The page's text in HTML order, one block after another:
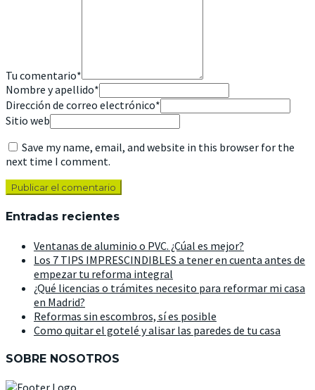
Tu comentario*
Nombre y apellido*
Dirección de correo electrónico*
Sitio web
Save my name, email, and website in this browser for the
next time I comment.
Entradas recientes
Ventanas de aluminio o PVC. ¿Cúal es mejor?
Los 7 TIPS IMPRESCINDIBLES a tener en cuenta antes de
empezar tu reforma integral
¿Qué licencias o trámites necesito para reformar mi casa
en Madrid?
Reformas sin escombros, sí es posible
Como quitar el gotelé y alisar las paredes de tu casa
SOBRE NOSOTROS